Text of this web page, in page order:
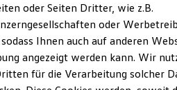
6
Versionen und Updates
zu Ihrem ID.
oder Seiten Dritter, wie z.B.
oder
Ihnen auch auf anderen
angezeigt werden kann. Wir
für die Verarbeitung solcher